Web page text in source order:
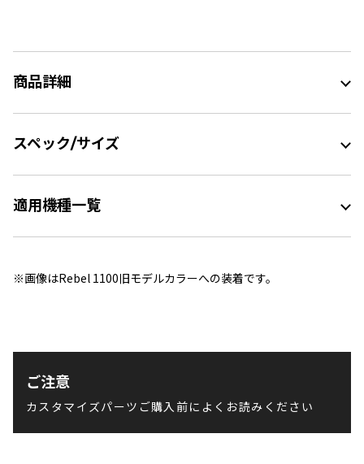
商品詳細
スペック/サイズ
適用機種一覧
※画像はRebel 1100旧モデルカラーへの装着です。
ご注意
カスタマイズパーツご購入前によくお読みください